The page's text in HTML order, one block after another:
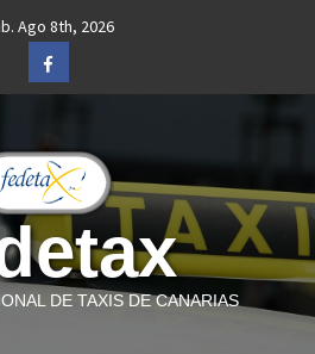
Ago 8th, 2026
Facebook
DE TAXIS DE CANARIAS